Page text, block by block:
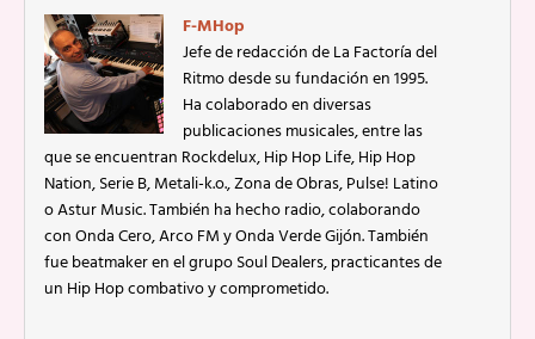
F-MHop
Jefe de redacción de La Factoría del
Ritmo desde su fundación en 1995.
Ha colaborado en diversas
publicaciones musicales, entre las
que se encuentran Rockdelux, Hip Hop Life, Hip Hop
Nation, Serie B, Metali-k.o., Zona de Obras, Pulse! Latino
o Astur Music. También ha hecho radio, colaborando
con Onda Cero, Arco FM y Onda Verde Gijón. También
fue beatmaker en el grupo Soul Dealers, practicantes de
un Hip Hop combativo y comprometido.